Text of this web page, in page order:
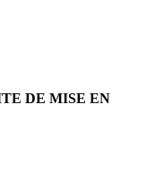
DE MISE EN